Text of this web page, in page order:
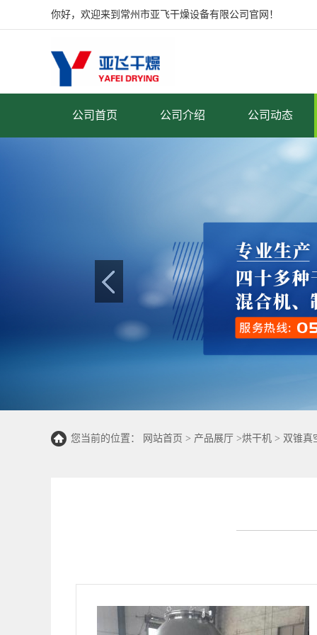
你好，欢迎来到常州市亚飞干燥设备有限公司官网！
公司首页 公司介绍 公司动态
您当前的位置： 网站首页 > 产品展厅 >烘干机 > 双锥真